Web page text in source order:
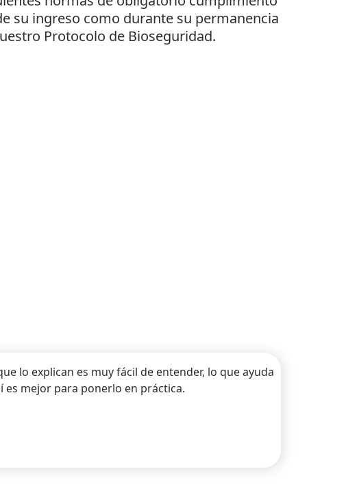
su ingreso como durante su permanencia
Protocolo de Bioseguridad.
lo explican es muy fácil de entender, lo que ayuda
es mejor para ponerlo en práctica.